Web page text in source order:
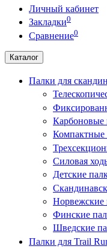
Личный кабинет
Закладки0
Сравнение0
Каталог
Палки для
Карбоновые
Компактные
Силовая
Детские
Норвежские
Финские
Шведские
Палки для Trail